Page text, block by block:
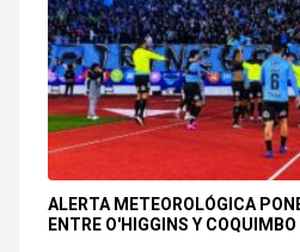
ALERTA METEOROLÓGICA
ENTRE O'HIGGINS Y